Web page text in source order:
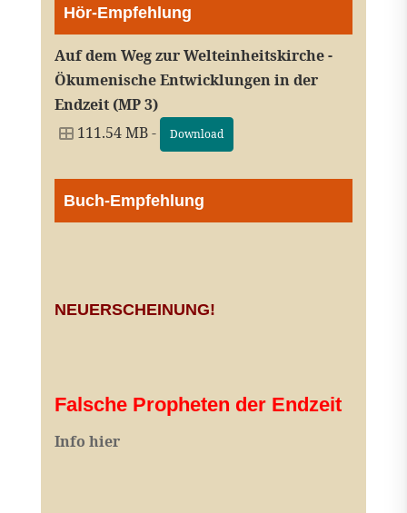
Hör-Empfehlung
Auf dem Weg zur Welteinheitskirche -
Ökumenische Entwicklungen in der
Endzeit (MP 3)
111.54 MB -
Download
Buch-Empfehlung
NEUERSCHEINUNG!
Falsche Propheten der Endzeit
Info hier